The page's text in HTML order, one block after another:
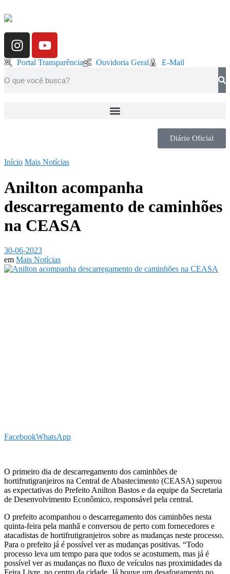
Portal Transparência Ouvidoria Geral E-Mail
Diário Oficial
Início Mais Notícias
Anilton acompanha
descarregamento de caminhões
na CEASA
30-06-2023
em Mais Notícias
FacebookWhatsApp
O primeiro dia de descarregamento dos caminhões de
hortifrutigranjeiros na Central de Abastecimento (CEASA) superou
as expectativas do Prefeito Anilton Bastos e da equipe da Secretaria
de Desenvolvimento Econômico, responsável pela central.
O prefeito acompanhou o descarregamento dos caminhões nesta
quinta-feira pela manhã e conversou de perto com fornecedores e
atacadistas de hortifrutigranjeiros sobre as mudanças neste processo.
Para o prefeito já é possível ver as mudanças positivas. “Todo
processo leva um tempo para que todos se acostumem, mas já é
possível ver as mudanças no fluxo de veículos nas proximidades da
Feira Livre, no centro da cidade. Já houve um desafogamento no